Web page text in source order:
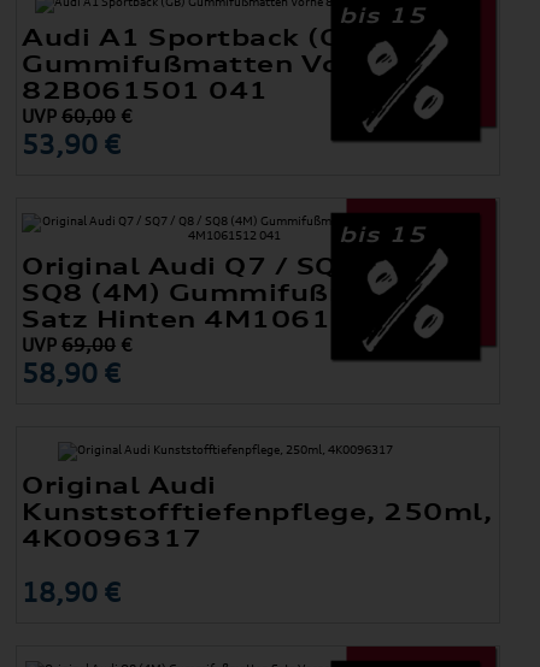
bis 15
Audi A1 Sportback (GB)
Gummifußmatten Vorne
82B061501 041
UVP60,00 €
53,90 €
bis 15
Original Audi Q7 / SQ7 / Q8 /
SQ8 (4M) Gummifußmatten
Satz Hinten 4M1061512 041
UVP69,00 €
58,90 €
Original Audi
Kunststofftiefenpflege, 250ml,
4K0096317
18,90 €